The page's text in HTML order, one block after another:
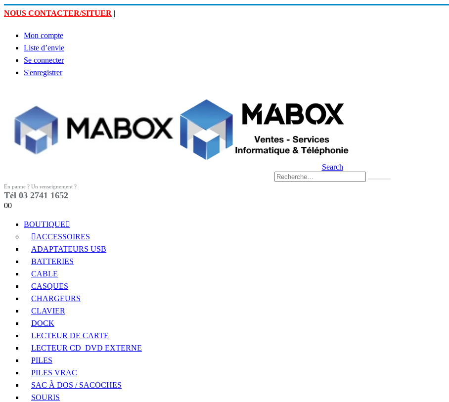
NOUS CONTACTER/SITUER |
Mon compte
Liste d’envie
Se connecter
S'enregistrer
Search
En panne ? Un renseignement ?
Tél 03 2741 1652
00
BOUTIQUE
ACCESSOIRES
ADAPTATEURS USB
BATTERIES
CABLE
CASQUES
CHARGEURS
CLAVIER
DOCK
LECTEUR DE CARTE
LECTEUR CD_DVD EXTERNE
PILES
PILES VRAC
SAC À DOS / SACOCHES
SOURIS